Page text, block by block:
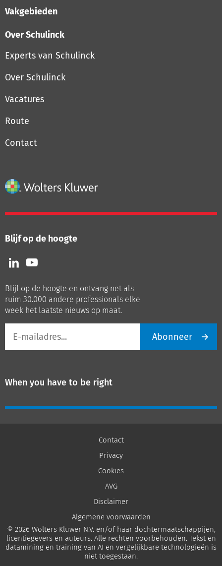
Vakgebieden
Over Schulinck
Experts van Schulinck
Over Schulinck
Vacatures
Route
Contact
Blijf op de hoogte
Volg
ons
LinkedIn
Volg
ons
Youtube
Blijf op de hoogte en ontvang net als
ruim 30.000 andere professionals elke
week het laatste nieuws op maat.
mailadres
Abonneer
When you have to be right
Contact
Privacy
Cookies
AVG
Disclaimer
Algemene voorwaarden
© 2026 Wolters Kluwer N.V. en/of haar dochtermaatschappijen,
licentiegevers en auteurs. Alle rechten voorbehouden. Tekst en
datamining en training van AI en vergelijkbare technologieën is
niet toegestaan.